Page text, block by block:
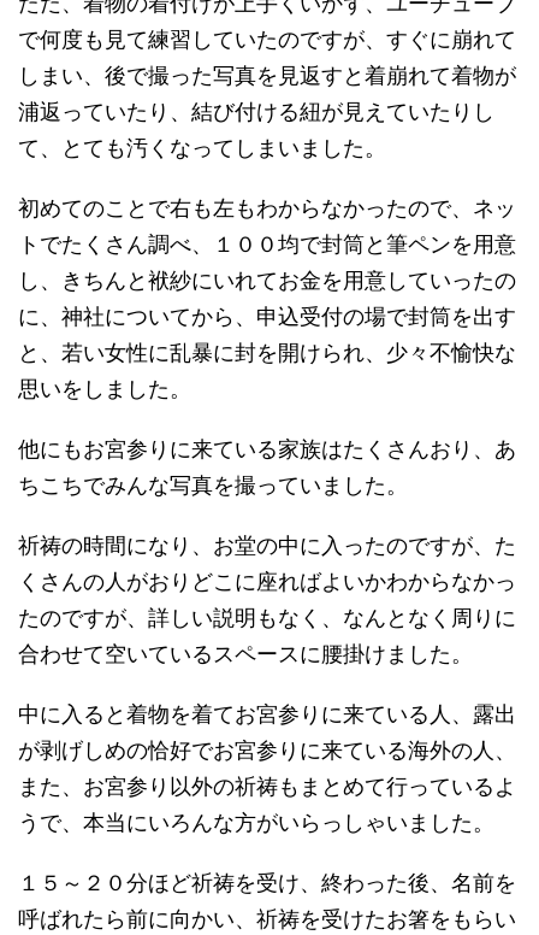
で何度も見て練習していたのですが、すぐに崩れて
しまい、後で撮った写真を見返すと着崩れて着物が
浦返っていたり、結び付ける紐が見えていたりし
て、とても汚くなってしまいました。
初めてのことで右も左もわからなかったので、ネッ
トでたくさん調べ、１００均で封筒と筆ペンを用意
し、きちんと袱紗にいれてお金を用意していったの
に、神社についてから、申込受付の場で封筒を出す
と、若い女性に乱暴に封を開けられ、少々不愉快な
思いをしました。
他にもお宮参りに来ている家族はたくさんおり、あ
ちこちでみんな写真を撮っていました。
祈祷の時間になり、お堂の中に入ったのですが、た
くさんの人がおりどこに座ればよいかわからなかっ
たのですが、詳しい説明もなく、なんとなく周りに
合わせて空いているスペースに腰掛けました。
中に入ると着物を着てお宮参りに来ている人、露出
が剥げしめの恰好でお宮参りに来ている海外の人、
また、お宮参り以外の祈祷もまとめて行っているよ
うで、本当にいろんな方がいらっしゃいました。
１５～２０分ほど祈祷を受け、終わった後、名前を
呼ばれたら前に向かい、祈祷を受けたお箸をもらい